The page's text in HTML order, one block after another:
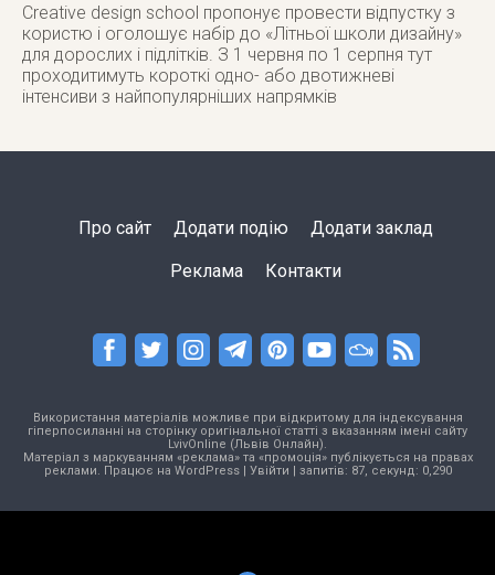
Creative design school пропонує провести відпустку з
користю і оголошує набір до «Літньої школи дизайну»
для дорослих і підлітків. З 1 червня по 1 серпня тут
проходитимуть короткі одно- або двотижневі
інтенсиви з найпопулярніших напрямків
Про сайт Додати подію Додати заклад
Реклама Контакти
Використання матеріалів можливе при відкритому для індексування
гіперпосиланні на сторінку оригінальної статті з вказанням імені сайту
LvivOnline (Львів Онлайн).
Матеріал з маркуванням «реклама» та «промоція» публікується на правах
реклами. Працює на WordPress| Увійти | запитів: 87, секунд: 0,290